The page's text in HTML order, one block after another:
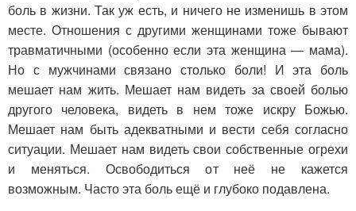
боль в жизни. Так уж есть, и ничего не изменишь в этом
месте. Отношения с другими женщинами тоже бывают
травматичными (особенно если эта женщина — мама).
Но с мужчинами связано столько боли! И эта боль
мешает нам жить. Мешает нам видеть за своей болью
другого человека, видеть в нем тоже искру Божью.
Мешает нам быть адекватными и вести себя согласно
ситуации. Мешает нам видеть свои собственные огрехи
и меняться. Освободиться от неё не кажется
возможным. Часто эта боль ещё и глубоко подавлена.